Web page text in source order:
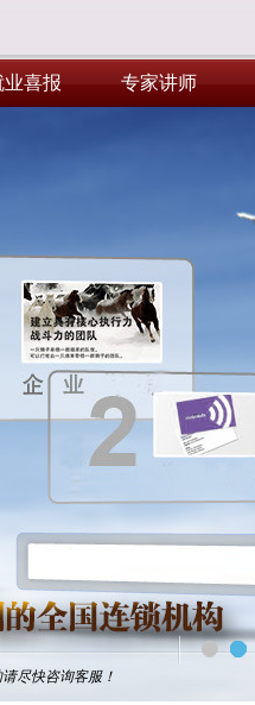
业喜报 专家讲师
名！
尽快咨询客服！